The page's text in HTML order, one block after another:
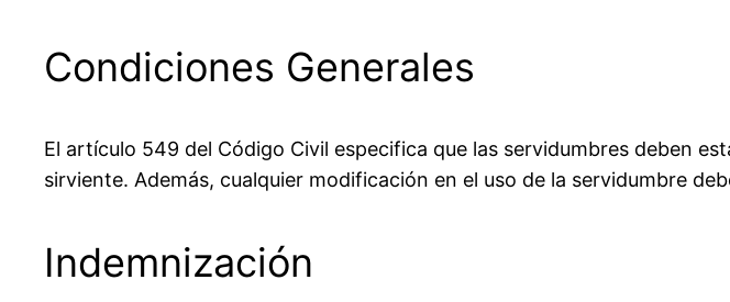
Condiciones Generales
El artículo 549 del Código Civil especifica que las servidumbres deben
sirviente. Además, cualquier modificación en el uso de la servidumbre
Indemnización